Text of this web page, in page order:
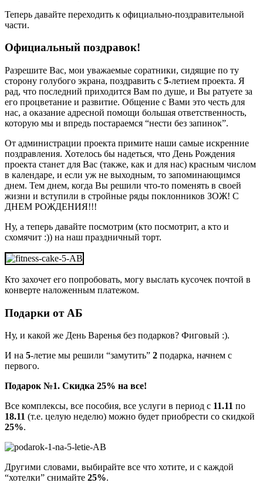
Теперь давайте переходить к официально-поздравительной
части.
Официальный поздравок!
Разрешите Вас, мои уважаемые соратники, сидящие по ту
сторону голубого экрана, поздравить с 5-летием проекта. Я
рад, что последний приходится Вам по душе, и Вы ратуете за
его процветание и развитие. Общение с Вами это честь для
нас, а оказание адресной помощи большая ответственность,
которую мы и впредь постараемся “нести без запинок”.
От администрации проекта примите наши самые искренние
поздравления. Хотелось бы надеться, что День Рождения
проекта станет для Вас (также, как и для нас) красным числом
в календаре, и если уж не выходным, то запоминающимся
днем. Тем днем, когда Вы решили что-то поменять в своей
жизни и вступили в стройные ряды поклонников ЗОЖ! С
ДНЕМ РОЖДЕНИЯ!!!
Ну, а теперь давайте посмотрим (кто посмотрит, а кто и
схомячит :)) на наш праздничный торт.
Кто захочет его попробовать, могу выслать кусочек почтой в
конверте наложенным платежом.
Подарки от АБ
Ну, и какой же День Варенья без подарков? Фиговый :).
И на 5-летие мы решили “замутить” 2 подарка, начнем с
первого.
Подарок №1. Скидка 25% на все!
Все комплексы, все пособия, все услуги в период с 11.11 по
18.11 (т.е. целую неделю) можно будет приобрести со скидкой
25%.
Другими словами, выбирайте все что хотите, и с каждой
“хотелки” снимайте 25%.